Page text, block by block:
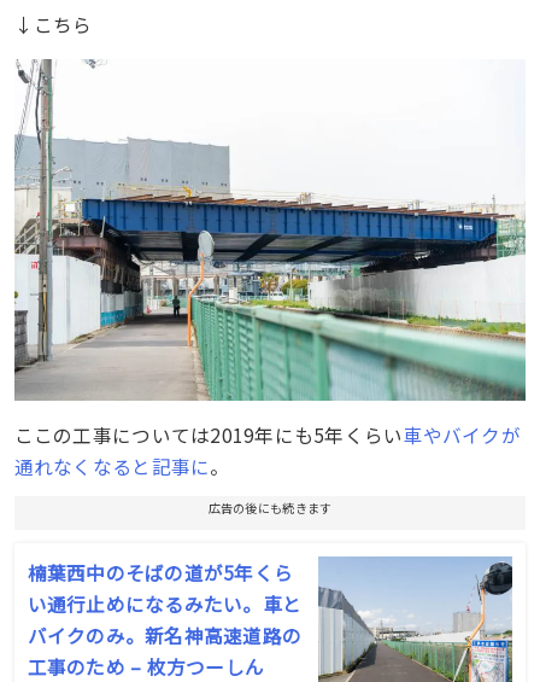
↓こちら
ここの工事については2019年にも5年くらい車やバイクが
通れなくなると記事に。
広告の後にも続きます
楠葉西中のそばの道が5年くら
い通行止めになるみたい。車と
バイクのみ。新名神高速道路の
工事のため – 枚方つーしん